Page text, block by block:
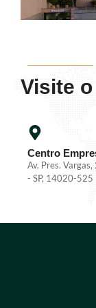
Visite
Centro
Av. Pres.
- SP, 14020-525